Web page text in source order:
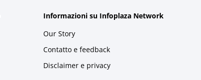
Informazioni su Infoplaza Network
Our Story
Contatto e feedback
Disclaimer e privacy